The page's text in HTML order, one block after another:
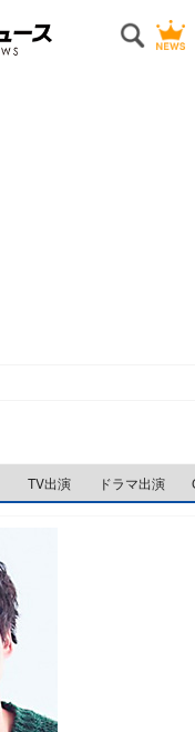
TV出演 ドラマ出演